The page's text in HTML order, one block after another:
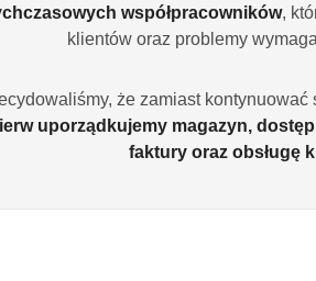
współpracowników,
klientów oraz problemy
że zamiast kontynuować
uporządkujemy magazyn,
faktury oraz obsługę